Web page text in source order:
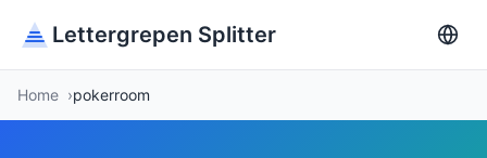
Lettergrepen Splitter
Home pokerroom